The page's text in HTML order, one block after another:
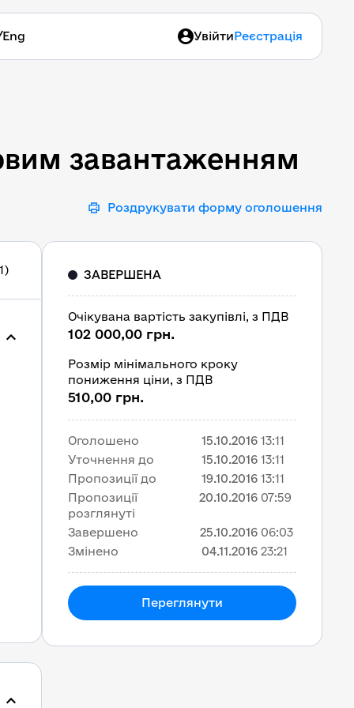
Eng УвійтиРеєстрація
завантаженням
Роздрукувати форму оголошення
ЗАВЕРШЕНА
Очікувана вартість закупівлі, з ПДВ
102 000,00 грн.
Розмір мінімального кроку
пониження ціни, з ПДВ
510,00 грн.
Оголошено 15.10.2016 13:11
Уточнення до
15.10.2016 13:11
Пропозиції до
19.10.2016 13:11
Пропозиції
розглянуті
20.10.2016 07:59
Завершено 25.10.2016 06:03
Змінено
04.11.2016 23:21
Переглянути